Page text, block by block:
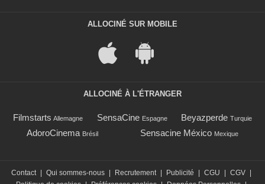
ALLOCINÉ SUR MOBILE
ALLOCINÉ À L'ÉTRANGER
Filmstarts Allemagne SensaCine Espagne Beyazperde Turquie
AdoroCinema Brésil Sensacine México Mexique
Contact Qui sommes-nous Recrutement Publicité CGU CGV